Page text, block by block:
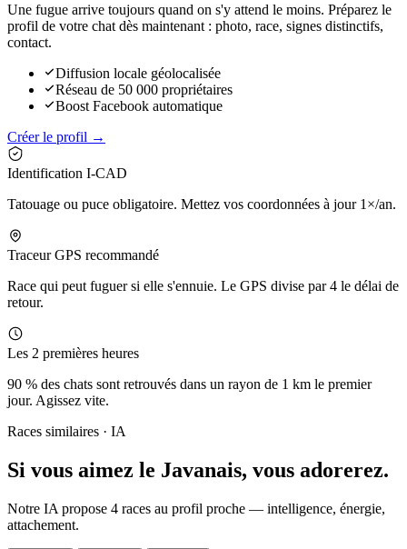
Une fugue arrive toujours quand on s'y attend le moins. Préparez le
profil de votre chat dès maintenant : photo, race, signes distinctifs,
contact.
Diffusion locale géolocalisée
Réseau de 50 000 propriétaires
Boost Facebook automatique
Créer le profil →
Identification I-CAD
Tatouage ou puce obligatoire. Mettez vos coordonnées à jour 1×/an.
Traceur GPS recommandé
Race qui peut fuguer si elle s'ennuie. Le GPS divise par 4 le délai de
retour.
Les 2 premières heures
90 % des chats sont retrouvés dans un rayon de 1 km le premier
jour. Agissez vite.
Races similaires · IA
Si vous aimez le Javanais, vous adorerez.
Notre IA propose 4 races au profil proche — intelligence, énergie,
attachement.